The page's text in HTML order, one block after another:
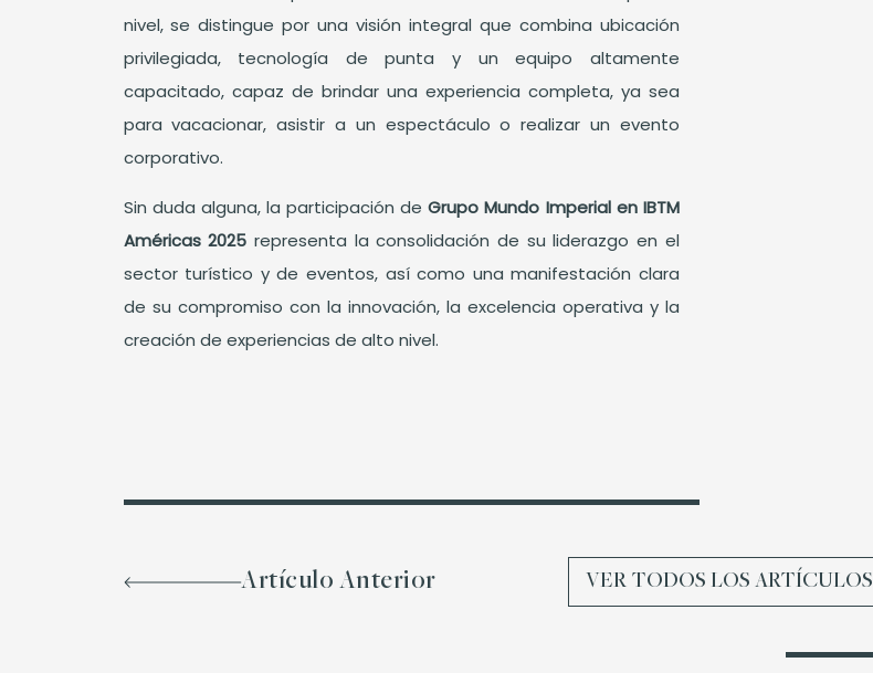
nivel, se distingue por una visión integral que combina ubicación
privilegiada, tecnología de punta y un equipo altamente
capacitado, capaz de brindar una experiencia completa, ya sea
para vacacionar, asistir a un espectáculo o realizar un evento
corporativo.
Sin duda alguna, la participación de Grupo Mundo Imperial en IBTM
Américas 2025 representa la consolidación de su liderazgo en el
sector turístico y de eventos, así como una manifestación clara
de su compromiso con la innovación, la excelencia operativa y la
creación de experiencias de alto nivel.
Artículo Anterior VER TODOS LOS ARTÍCULOS